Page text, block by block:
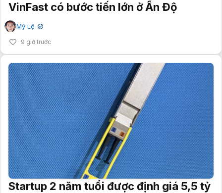
VinFast có bước tiến lớn ở Ấn Độ
Mỹ Lệ ✔
9 giờ trước
Startup 2 năm tuổi được định giá 5,5 tỷ